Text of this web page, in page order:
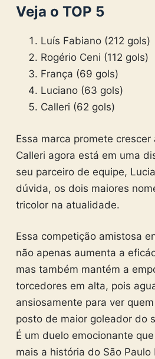
Veja o TOP 5
Luís Fabiano (212 gols)
Rogério Ceni (112 gols)
França (69 gols)
Luciano (63 gols)
Calleri (62 gols)
Essa marca promete
Calleri agora está em uma
seu parceiro de equipe,
dúvida, os dois maiores
tricolor na atualidade.
Essa competição amistosa
não apenas aumenta a
mas também mantém a
torcedores em alta, pois
ansiosamente para ver
posto de maior goleador do
É um duelo emocionante
mais a história do São Paulo